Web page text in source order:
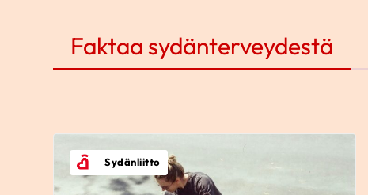
Faktaa sydänterveydestä
Sydänliitto